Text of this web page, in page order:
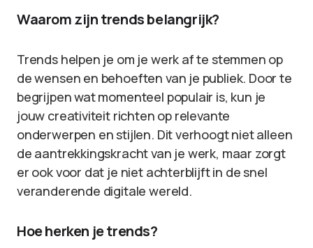
Waarom zijn trends belangrijk?
Trends helpen je om je werk af te stemmen op
de wensen en behoeften van je publiek. Door te
begrijpen wat momenteel populair is, kun je
jouw creativiteit richten op relevante
onderwerpen en stijlen. Dit verhoogt niet alleen
de aantrekkingskracht van je werk, maar zorgt
er ook voor dat je niet achterblijft in de snel
veranderende digitale wereld.
Hoe herken je trends?